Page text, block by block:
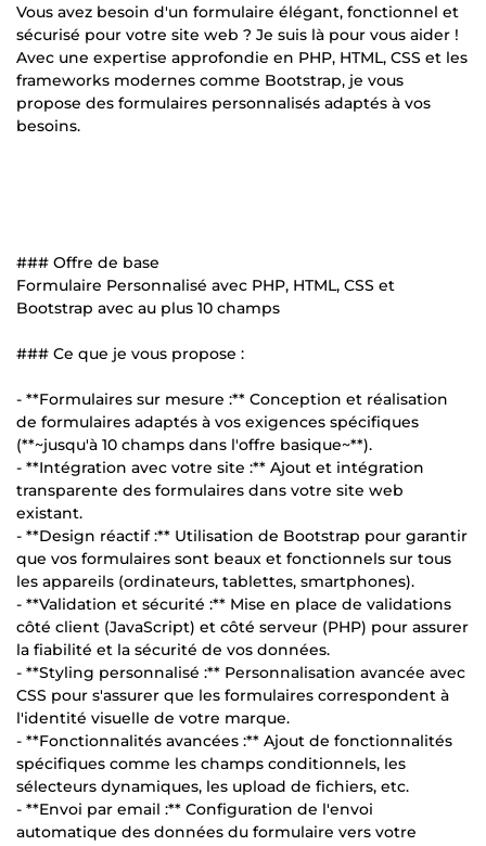
Vous avez besoin d'un formulaire élégant, fonctionnel et
sécurisé pour votre site web ? Je suis là pour vous aider !
Avec une expertise approfondie en PHP, HTML, CSS et les
frameworks modernes comme Bootstrap, je vous
propose des formulaires personnalisés adaptés à vos
besoins.
### Offre de base
Formulaire Personnalisé avec PHP, HTML, CSS et
Bootstrap avec au plus 10 champs
### Ce que je vous propose :
- **Formulaires sur mesure :** Conception et réalisation
de formulaires adaptés à vos exigences spécifiques
(**~jusqu'à 10 champs dans l'offre basique~**).
- **Intégration avec votre site :** Ajout et intégration
transparente des formulaires dans votre site web
existant.
- **Design réactif :** Utilisation de Bootstrap pour garantir
que vos formulaires sont beaux et fonctionnels sur tous
les appareils (ordinateurs, tablettes, smartphones).
- **Validation et sécurité :** Mise en place de validations
côté client (JavaScript) et côté serveur (PHP) pour assurer
la fiabilité et la sécurité de vos données.
- **Styling personnalisé :** Personnalisation avancée avec
CSS pour s'assurer que les formulaires correspondent à
l'identité visuelle de votre marque.
- **Fonctionnalités avancées :** Ajout de fonctionnalités
spécifiques comme les champs conditionnels, les
sélecteurs dynamiques, les upload de fichiers, etc.
- **Envoi par email :** Configuration de l'envoi
automatique des données du formulaire vers votre